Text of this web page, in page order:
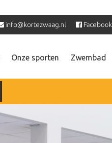
info@kortezwaag.nl Facebook
Onze sporten Zwembad